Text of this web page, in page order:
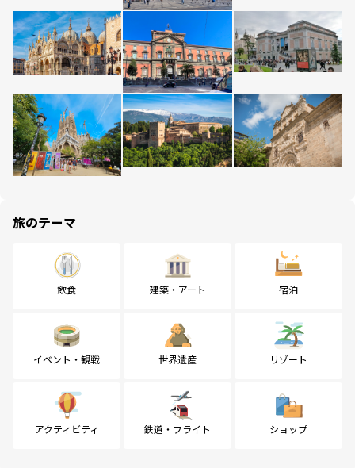
旅のテーマ
飲食 建築・アート 宿泊
イベント・観戦 世界遺産 リゾート
アクティビティ 鉄道・フライト ショップ